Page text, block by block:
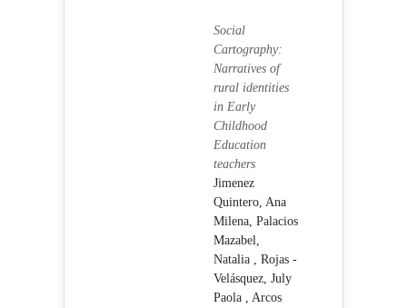
Social
Cartography:
Narratives of
rural identities
in Early
Childhood
Education
teachers
Jimenez
Quintero, Ana
Milena, Palacios
Mazabel,
Natalia , Rojas -
Velásquez, July
Paola , Arcos